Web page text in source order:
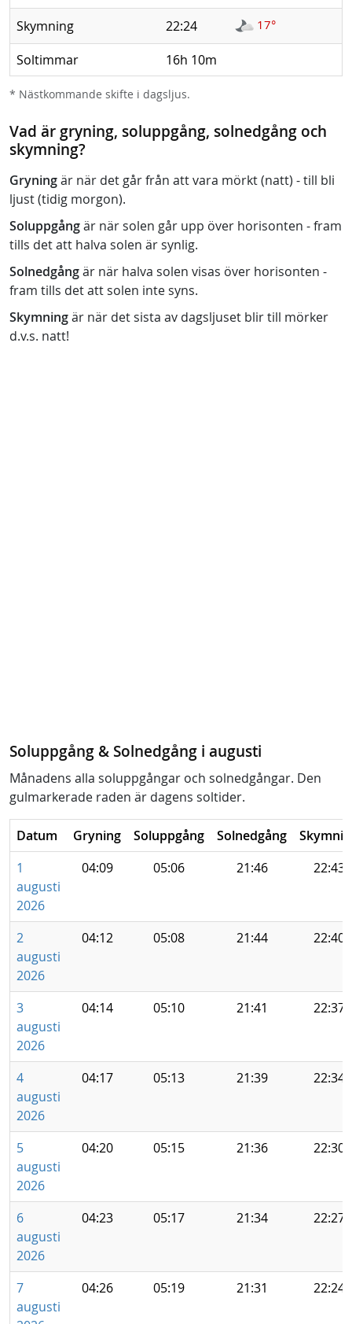
Skymning 22:24 17°
Soltimmar 16h 10m
* Nästkommande skifte i dagsljus.
Vad är gryning, soluppgång, solnedgång och
skymning?
Gryningär när det går från att vara mörkt (natt) - till bli
ljust (tidig morgon).
Soluppgångär när solen går upp över horisonten - fram
tills det att halva solen är synlig.
Solnedgångär när halva solen visas över horisonten -
fram tills det att solen inte syns.
Skymningär när det sista av dagsljuset blir till mörker
d.v.s. natt!
Soluppgång & Solnedgång i augusti
Månadens alla soluppgångar och solnedgångar. Den
gulmarkerade raden är dagens soltider.
Datum Gryning Soluppgång Solnedgång
1
augusti
2026
04:09 05:06 21:46 22:43
2
augusti
2026
04:12 05:08 21:44 22:40
3
augusti
2026
04:14 05:10 21:41 22:37
4
augusti
2026
04:17 05:13 21:39 22:34
5
augusti
2026
04:20 05:15 21:36 22:30
6
augusti
2026
04:23 05:17 21:34 22:27
7
augusti
04:26 05:19 21:31 22:24